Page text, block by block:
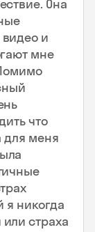
Она
и
мне
что
для меня
я никогда
страха